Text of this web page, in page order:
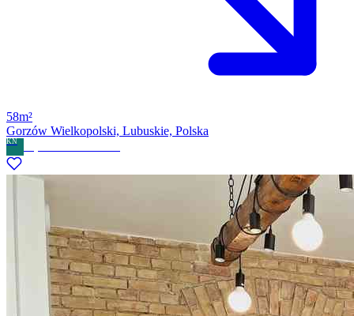
58m²
Gorzów Wielkopolski, Lubuskie, Polska
KN